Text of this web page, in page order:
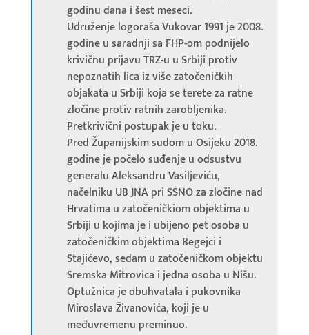
godinu dana i šest meseci.
Udruženje logoraša Vukovar 1991 je 2008.
godine u saradnji sa FHP-om podnijelo
krivičnu prijavu TRZ-u u Srbiji protiv
nepoznatih lica iz više zatočeničkih
objakata u Srbiji koja se terete za ratne
zločine protiv ratnih zarobljenika.
Pretkrivični postupak je u toku.
Pred Županijskim sudom u Osijeku 2018.
godine je počelo suđenje u odsustvu
generalu Aleksandru Vasiljeviću,
načelniku UB JNA pri SSNO za zločine nad
Hrvatima u zatočeničkiom objektima u
Srbiji u kojima je i ubijeno pet osoba u
zatočeničkim objektima Begejci i
Stajićevo, sedam u zatočeničkom objektu
Sremska Mitrovica i jedna osoba u Nišu.
Optužnica je obuhvatala i pukovnika
Miroslava Živanovića, koji je u
međuvremenu preminuo.